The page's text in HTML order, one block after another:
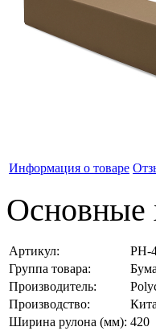
Информация о товаре
Основные
Артикул:
PH-
Группа товара:
Производитель:
Производство:
Ширина рулона (мм): 420